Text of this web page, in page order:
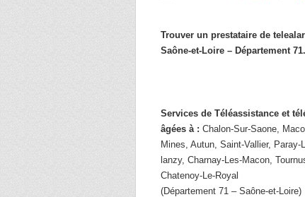
Trouver un prestataire de
Saône-et-Loire – Département 71.
Services de Téléassistance et
âgées à : Chalon-Sur-Saone,
Mines, Autun, Saint-Vallier,
lanzy, Charnay-Les-Macon,
Chatenoy-Le-Royal
(Département 71 – Saône-et-Loire)